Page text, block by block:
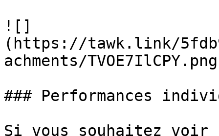
![]
(https://tawk.link/
achments/
### Performances
Si vous souhaitez voir